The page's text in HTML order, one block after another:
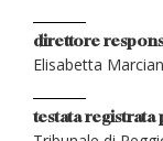
direttore
Elisabetta
testata registrata